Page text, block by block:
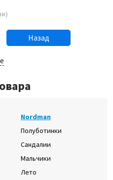
Назад
Nordman
Полуботинки
Сандалии
Мальчики
Лето